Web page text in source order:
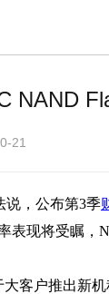
NAND
21
说，公布第3季
表现将受瞩，
客户推出新